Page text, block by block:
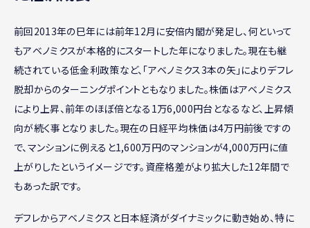
前回2013年の巳年には前年12月に安倍内閣が発足し、何といって
もアベノミクスが本格的にスタートした年になりました。現在も継
続されている低金利政策など、「アベノミクス3本の矢」によりデフレ
脱却からのターニングポイントともなりました。株価はアベノミクス
により上昇、前年のほぼ倍となる1万6,000円台となるなど、上昇傾
向が続く事となりました。現在の日経平均株価は4万円前後ですの
で、マンションに例えると1,600万円のマンションが4,000万円に値
上がりしたというイメージです。資産格差がより拡大した12年間で
もあった訳です。
デフレからアベノミクスと日本経済がダイナミックに動き始め、特に